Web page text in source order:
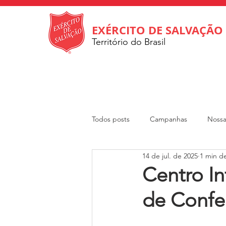
EXÉRCITO DE SALVAÇÃO
Território do Brasil
Todos posts Campanhas
Internacional Departamento
Revista Rumo DOAR
Centro
de
14 de jul. de 2025 1 min